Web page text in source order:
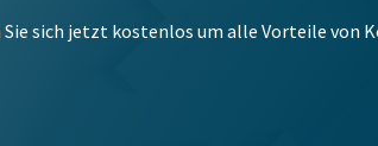
sich jetzt kostenlos um alle Vorteile von